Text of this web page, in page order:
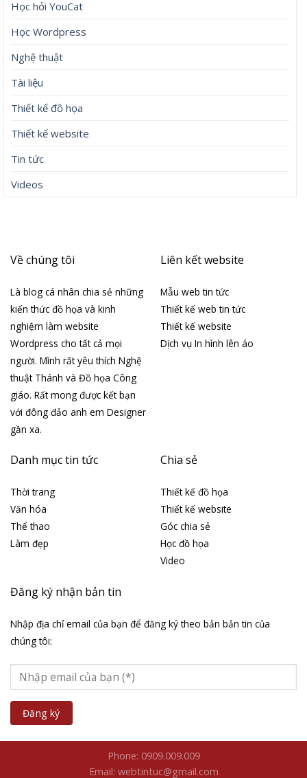
Học hỏi YouCat
Học Wordpress
Nghệ thuật
Tài liệu
Thiết kế đồ họa
Thiết kế website
Tin tức
Videos
Về chúng tôi
Là blog cá nhân chia sẻ những
kiến thức đồ họa và kinh
nghiệm làm website
Wordpress cho tất cả mọi
người. Mình rất yêu thích Nghệ
thuật Thánh và Đồ họa Công
giáo. Rất mong được kết bạn
với đông đảo anh em Designer
gần xa.
Liên kết website
Mẫu web tin tức
Thiết kế web tin tức
Thiết kế website
Dịch vụ In hình lên áo
Danh mục tin tức
Thời trang
Văn hóa
Thể thao
Làm đẹp
Chia sẻ
Thiết kế đồ họa
Thiết kế website
Góc chia sẻ
Học đồ họa
Video
Đăng ký nhận bản tin
Nhập địa chỉ email của bạn để đăng ký theo bản bản tin của
chúng tôi:
Phone: 0909.009.009
Email: webtintuc@gmail.com